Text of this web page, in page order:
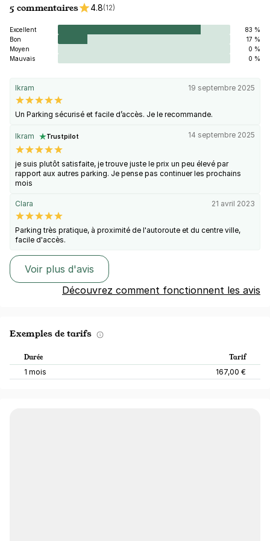
5 commentaires
4.8(12)
Excellent
83 %
Bon
17 %
Moyen
0 %
Mauvais
0 %
Ikram 19 septembre 2025
Un Parking sécurisé et facile d’accès. Je le recommande.
Ikram Trustpilot 14 septembre 2025
je suis plutôt satisfaite, je trouve juste le prix un peu élevé par
rapport aux autres parking. Je pense pas continuer les prochains
mois
Clara 21 avril 2023
Parking très pratique, à proximité de l'autoroute et du centre ville,
facile d'accès.
Voir plus d'avis
Découvrez comment fonctionnent les avis
Exemples de tarifs
Durée Tarif
1 mois 167,00 €